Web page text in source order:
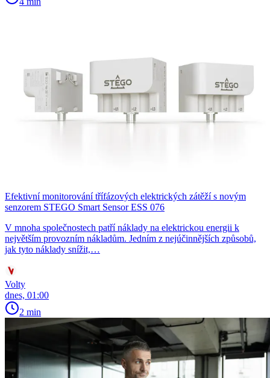
Efektivní monitorování třífázových elektrických zátěží s novým
senzorem STEGO Smart Sensor ESS 076
V mnoha společnostech patří náklady na elektrickou energii k
největším provozním nákladům. Jedním z nejúčinnějších způsobů,
jak tyto náklady snížit,…
Volty
dnes, 01:00
2 min